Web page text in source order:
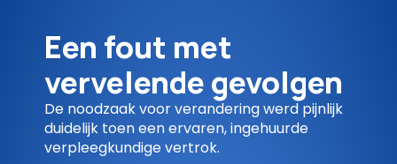
Een fout met
vervelende gevolgen
De noodzaak voor verandering werd pijnlijk
duidelijk toen een ervaren, ingehuurde
verpleegkundige vertrok.